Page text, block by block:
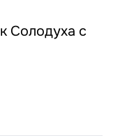
Солодуха с